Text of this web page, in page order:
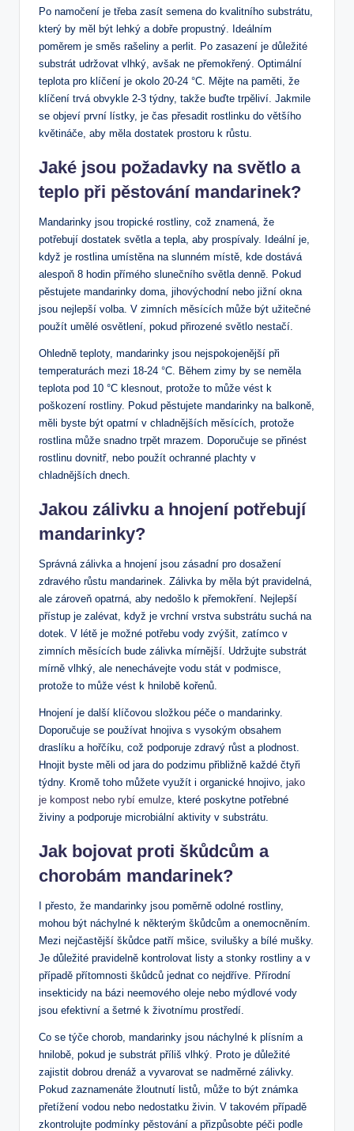
Po namočení je třeba zasít semena do kvalitního substrátu,
který by měl být lehký a dobře propustný. Ideálním
poměrem je směs rašeliny a perlit. Po zasazení je důležité
substrát udržovat vlhký, avšak ne přemokřený. Optimální
teplota pro klíčení je okolo 20-24 °C. Mějte na paměti, že
klíčení trvá obvykle 2-3 týdny, takže buďte trpěliví. Jakmile
se objeví první lístky, je čas přesadit rostlinku do většího
květináče, aby měla dostatek prostoru k růstu.
Jaké jsou požadavky na světlo a
teplo při pěstování mandarinek?
Mandarinky jsou tropické rostliny, což znamená, že
potřebují dostatek světla a tepla, aby prospívaly. Ideální je,
když je rostlina umístěna na slunném místě, kde dostává
alespoň 8 hodin přímého slunečního světla denně. Pokud
pěstujete mandarinky doma, jihovýchodní nebo jižní okna
jsou nejlepší volba. V zimních měsících může být užitečné
použít umělé osvětlení, pokud přirozené světlo nestačí.
Ohledně teploty, mandarinky jsou nejspokojenější při
temperaturách mezi 18-24 °C. Během zimy by se neměla
teplota pod 10 °C klesnout, protože to může vést k
poškození rostliny. Pokud pěstujete mandarinky na balkoně,
měli byste být opatrní v chladnějších měsících, protože
rostlina může snadno trpět mrazem. Doporučuje se přinést
rostlinu dovnitř, nebo použít ochranné plachty v
chladnějších dnech.
Jakou zálivku a hnojení potřebují
mandarinky?
Správná zálivka a hnojení jsou zásadní pro dosažení
zdravého růstu mandarinek. Zálivka by měla být pravidelná,
ale zároveň opatrná, aby nedošlo k přemokření. Nejlepší
přístup je zalévat, když je vrchní vrstva substrátu suchá na
dotek. V létě je možné potřebu vody zvýšit, zatímco v
zimních měsících bude zálivka mírnější. Udržujte substrát
mírně vlhký, ale nenechávejte vodu stát v podmisce,
protože to může vést k hnilobě kořenů.
Hnojení je další klíčovou složkou péče o mandarinky.
Doporučuje se používat hnojiva s vysokým obsahem
draslíku a hořčíku, což podporuje zdravý růst a plodnost.
Hnojit byste měli od jara do podzimu přibližně každé čtyři
týdny. Kromě toho můžete využít i organické hnojivo, jako
je kompost nebo rybí emulze , které poskytne potřebné
živiny a podporuje microbiální aktivity v substrátu.
Jak bojovat proti škůdcům a
chorobám mandarinek?
I přesto, že mandarinky jsou poměrně odolné rostliny,
mohou být náchylné k některým škůdcům a onemocněním.
Mezi nejčastější škůdce patří mšice, svilušky a bílé mušky.
Je důležité pravidelně kontrolovat listy a stonky rostliny a v
případě přítomnosti škůdců jednat co nejdříve. Přírodní
insekticidy na bázi neemového oleje nebo mýdlové vody
jsou efektivní a šetrné k životnímu prostředí.
Co se týče chorob, mandarinky jsou náchylné k plísním a
hnilobě, pokud je substrát příliš vlhký. Proto je důležité
zajistit dobrou drenáž a vyvarovat se nadměrné zálivky.
Pokud zaznamenáte žloutnutí listů, může to být známka
přetížení vodou nebo nedostatku živin. V takovém případě
zkontrolujte podmínky pěstování a přizpůsobte péči podle